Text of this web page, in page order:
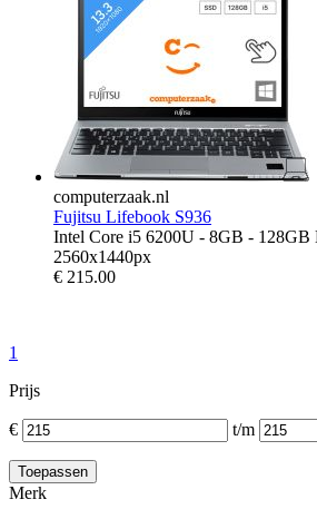
computerzaak.nl
Fujitsu Lifebook S936
Intel Core i5 6200U - 8GB - 128GB
2560x1440px
€ 215.00
1
Prijs
€ t/m
Merk